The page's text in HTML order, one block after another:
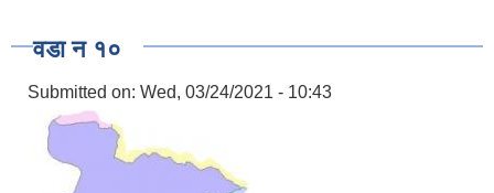
वडा न १०
Submitted on: Wed, 03/24/2021 - 10:43